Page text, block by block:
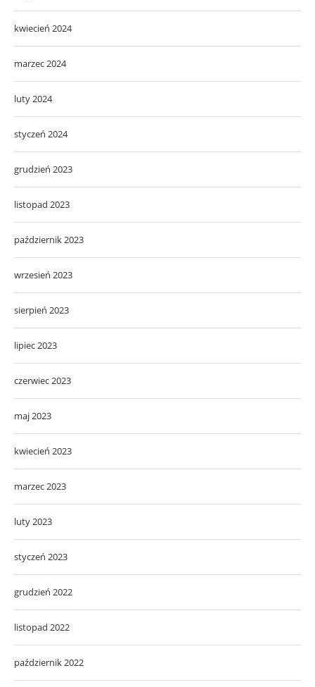
kwiecień 2024
marzec 2024
luty 2024
styczeń 2024
grudzień 2023
listopad 2023
październik 2023
wrzesień 2023
sierpień 2023
lipiec 2023
czerwiec 2023
maj 2023
kwiecień 2023
marzec 2023
luty 2023
styczeń 2023
grudzień 2022
listopad 2022
październik 2022